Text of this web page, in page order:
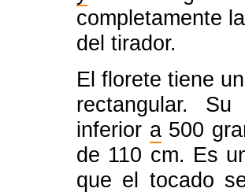
completamente
del tirador.
El florete tiene
rectangular.
inferior a500
de 110 cm. Es
que el tocado